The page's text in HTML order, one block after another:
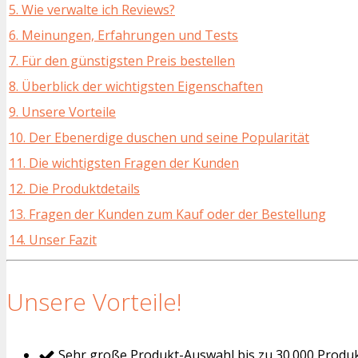
5. Wie verwalte ich Reviews?
6. Meinungen, Erfahrungen und Tests
7. Für den günstigsten Preis bestellen
8. Überblick der wichtigsten Eigenschaften
9. Unsere Vorteile
10. Der Ebenerdige duschen und seine Popularität
11. Die wichtigsten Fragen der Kunden
12. Die Produktdetails
13. Fragen der Kunden zum Kauf oder der Bestellung
14. Unser Fazit
Unsere Vorteile!